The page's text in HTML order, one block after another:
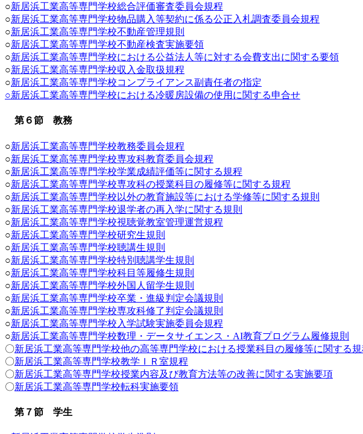
○新居浜工業高等専門学校総合評価審査委員会規程
○新居浜工業高等専門学校物品購入等契約に係る公正入札調査委員会規程
○新居浜工業高等専門学校不動産管理規則
○新居浜工業高等専門学校不動産検査実施要領
○新居浜工業高等専門学校における公益法人等に対する会費支出に関する要領
○新居浜工業高等専門学校収入金取扱規程
○新居浜工業高等専門学校コンプライアンス副責任者の指定
○新居浜工業高等専門学校における冷暖房設備の使用に関する申合せ
第６節 教務
○新居浜工業高等専門学校教務委員会規程
○新居浜工業高等専門学校専攻科教育委員会規程
○新居浜工業高等専門学校学業成績評価等に関する規程
○新居浜工業高等専門学校専攻科の授業科目の履修等に関する規程
○新居浜工業高等専門学校以外の教育施設等における学修等に関する規則
○新居浜工業高等専門学校退学者の再入学に関する規則
○新居浜工業高等専門学校視聴覚教室管理運営規程
○新居浜工業高等専門学校研究生規則
○新居浜工業高等専門学校聴講生規則
○新居浜工業高等専門学校特別聴講学生規則
○新居浜工業高等専門学校科目等履修生規則
○新居浜工業高等専門学校外国人留学生規則
○新居浜工業高等専門学校卒業・進級判定会議規則
○新居浜工業高等専門学校専攻科修了判定会議規則
○新居浜工業高等専門学校入学試験実施委員会規程
○新居浜工業高等専門学校数理・データサイエンス・AI教育プログラム履修規則
〇新居浜工業高等専門学校他の高等専門学校における授業科目の履修等に関する規
〇新居浜工業高等専門学校教学ＩＲ室規程
〇新居浜工業高等専門学校授業内容及び教育方法等の改善に関する実施要項
〇新居浜工業高等専門学校転科実施要領
第７節 学生